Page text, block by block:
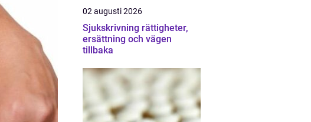
02 augusti 2026
Sjukskrivning rättigheter,
ersättning och vägen
tillbaka